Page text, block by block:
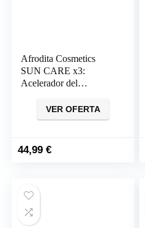
Afrodita Cosmetics
SUN CARE x3:
Acelerador del
VER OFERTA
44,99€